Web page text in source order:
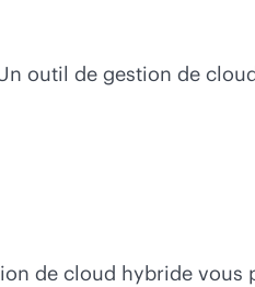
outil de gestion de
de cloud hybride vous